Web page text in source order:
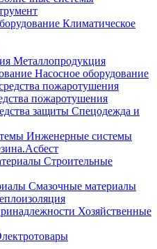
Климатическое
Металлопродукция
Насосное оборудование
пожаротушения
Спецодежда и
Инженерные системы
Строительные
Смазочные материалы
Хозяйственные